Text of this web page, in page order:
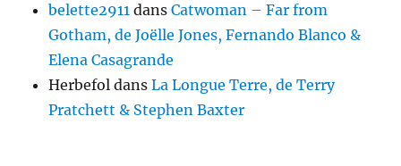
belette2911 dansCatwoman – Far from
Gotham, de Joëlle Jones, Fernando Blanco &
Elena Casagrande
Herbefol dansLa Longue Terre, de Terry
Pratchett & Stephen Baxter